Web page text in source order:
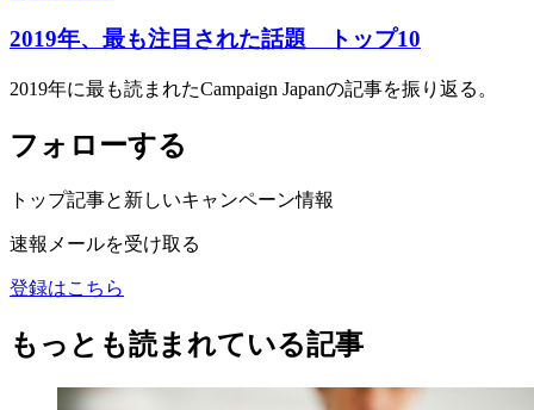
2019年、最も注目された話題 トップ10
2019年に最も読まれたCampaign Japanの記事を振り返る。
フォローする
トップ記事と新しいキャンペーン情報
速報メールを受け取る
登録はこちら
もっとも読まれている記事